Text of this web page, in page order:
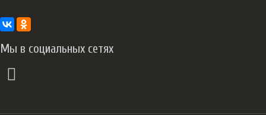
Мы в социальных сетях